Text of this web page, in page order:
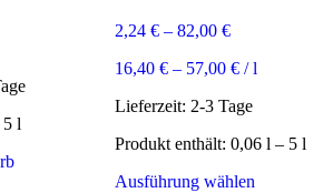
5 l
2,24 €– 82,00 €
16,40 €– 57,00 €/l
Lieferzeit: 2-3 Tage
Produkt enthält: 0,06 l – 5 l
Ausführung wählenDieses